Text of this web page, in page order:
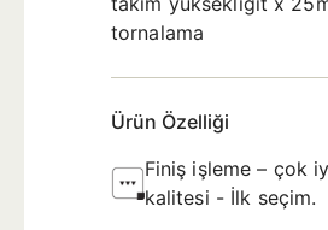
tornalama
Ürün Özelliği
Finiş işleme – çok
kalitesi - İlk seçim.